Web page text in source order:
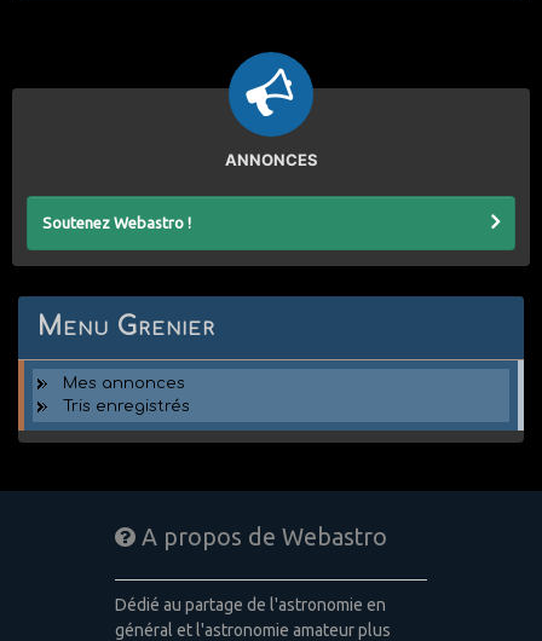
ANNONCES
Soutenez Webastro !
Menu Grenier
Mes annonces
Tris enregistrés
A propos de Webastro
Dédié au partage de l'astronomie en
général et l'astronomie amateur plus